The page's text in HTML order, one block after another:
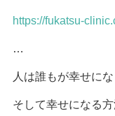
https://fukatsu-
…
人は誰もが幸せに
そして幸せになる